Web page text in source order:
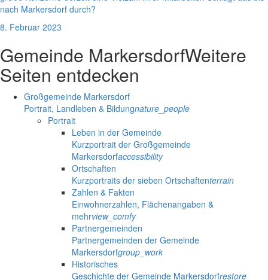
nach Markersdorf durch?
8. Februar 2023
Gemeinde MarkersdorfWeitere
Seiten entdecken
Großgemeinde Markersdorf
Portrait, Landleben & Bildungnature_people
Portrait
Leben in der Gemeinde
Kurzportrait der Großgemeinde
Markersdorfaccessibility
Ortschaften
Kurzportraits der sieben Ortschaftenterrain
Zahlen & Fakten
Einwohnerzahlen, Flächenangaben &
mehrview_comfy
Partnergemeinden
Partnergemeinden der Gemeinde
Markersdorfgroup_work
Historisches
Geschichte der Gemeinde Markersdorfrestore